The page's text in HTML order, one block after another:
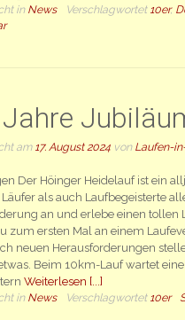
in News Verschlagwortet 10er,
am 17. August 2024 von Laufen-
Der Höinger Heidelauf ist ein
als auch Laufbegeisterte
an und erlebe einen tollen
zum ersten Mal an einem
neuen Herausforderungen
Beim 10km-Lauf wartet
Weiterlesen [...]
in News Verschlagwortet 10er